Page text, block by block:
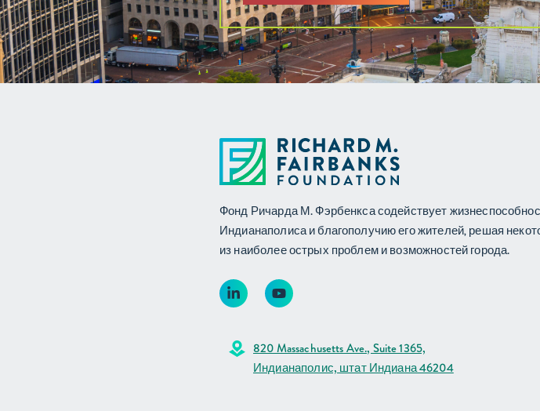
Фонд Ричарда М. Фэрбенкса содействует
Индианаполиса и благополучию его жителей, решая
из наиболее острых проблем и возможностей города.
820 Massachusetts Ave., Suite 1365,
Индианаполис, штат Индиана 46204